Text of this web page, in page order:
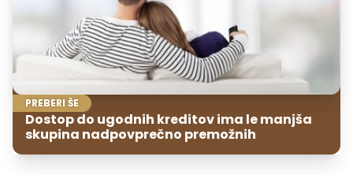
PREBERI ŠE
Dostop do ugodnih kreditov ima le manjša
skupina nadpovprečno premožnih